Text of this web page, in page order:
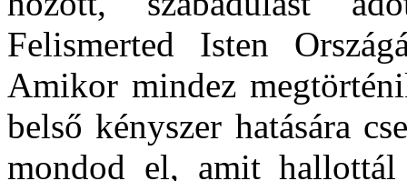
Felismerted Isten
Amikor mindez
belső kényszer hatására
mondod el, amit